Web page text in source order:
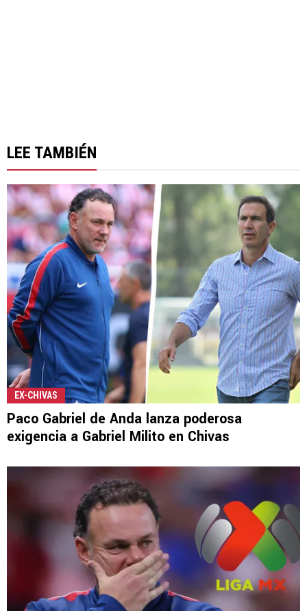
LEE TAMBIÉN
EX-CHIVAS
Paco Gabriel de Anda lanza poderosa
exigencia a Gabriel Milito en Chivas